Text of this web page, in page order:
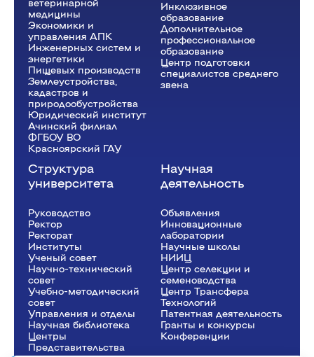
ветеринарной
медицины
Экономики и
управления АПК
Инженерных систем и
энергетики
Пищевых производств
Землеустройства,
кадастров и
природообустройства
Юридический институт
Ачинский филиал
ФГБОУ ВО
Красноярский ГАУ
Инклюзивное
образование
Дополнительное
профессиональное
образование
Центр подготовки
специалистов среднего
звена
Структура
университета
Руководство
Ректор
Рeкторат
Институты
Ученый совет
Научно-технический
совет
Учебно-методический
совет
Управления и отделы
Научная библиотека
Центры
Представительства
Научная
деятельность
Объявления
Инновационные
лаборатории
Научные школы
НИИЦ
Центр селекции и
семеноводства
Центр Трансфера
Технологий
Патентная деятельность
Гранты и конкурсы
Конференции